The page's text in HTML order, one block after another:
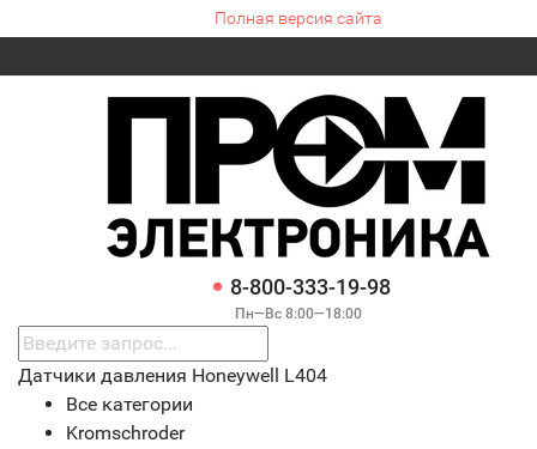
Полная версия сайта
8-800-333-19-98
Пн—Вс 8:00—18:00
Датчики давления Honeywell L404
Все категории
Kromschroder